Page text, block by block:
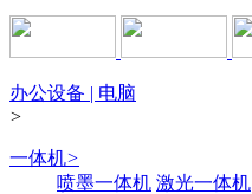
办公设备 | 电脑
>
一体机>
喷墨一体机 激光一体机